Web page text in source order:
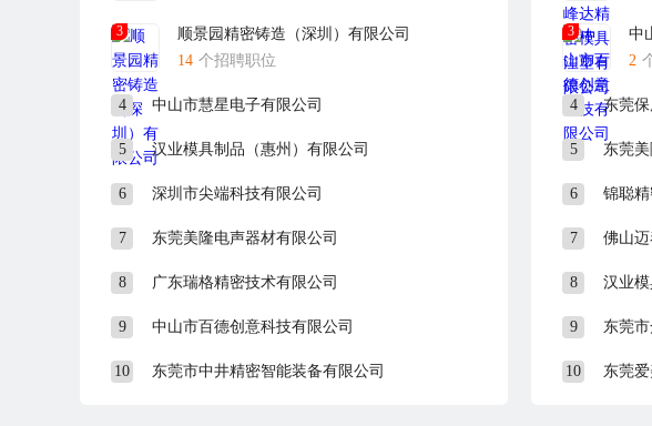
3
顺景园精密铸造（深圳）有限公司
14 个招聘职位
4 中山市慧星电子有限公司
5 汉业模具制品（惠州）有限公司
6 深圳市尖端科技有限公司
7 东莞美隆电声器材有限公司
8 广东瑞格精密技术有限公司
9 中山市百德创意科技有限公司
10 东莞市中井精密智能装备有限公司
3
中
2
4 东莞
5 东莞
6 锦聪
7 佛山
8 汉业
9 东莞
10 东莞